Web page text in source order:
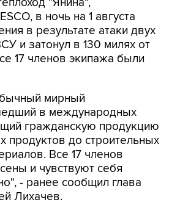
"Янина",
в ночь на 1 августа
в результате атаки двух
и затонул в 130 милях от
17 членов экипажа были
мирный
в международных
гражданскую продукцию
продуктов до строительных
Все 17 членов
и чувствуют себя
- ранее сообщил глава
Лихачев.